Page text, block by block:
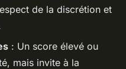
de la discrétion et
: Un score élevé ou
mais invite à la